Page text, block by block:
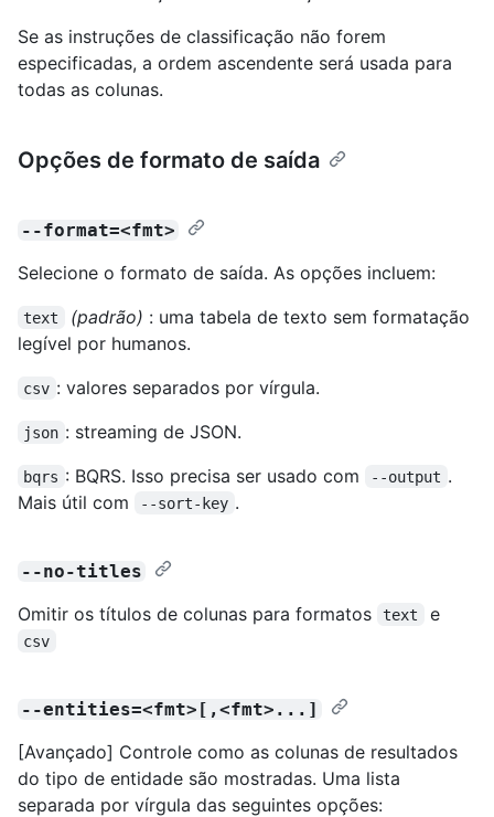
Se as instruções de classificação não forem
especificadas, a ordem ascendente será usada para
todas as colunas.
Opções de formato de saída
--format=<fmt>
Selecione o formato de saída. As opções incluem:
text (padrão) : uma tabela de texto sem formatação
legível por humanos.
csv : valores separados por vírgula.
json : streaming de JSON.
bqrs : BQRS. Isso precisa ser usado com --output .
Mais útil com
--sort-key .
--no-titles
Omitir os títulos de colunas para formatos text e
csv
--entities=<fmt>[,<fmt>...]
[Avançado] Controle como as colunas de resultados
do tipo de entidade são mostradas. Uma lista
separada por vírgula das seguintes opções: